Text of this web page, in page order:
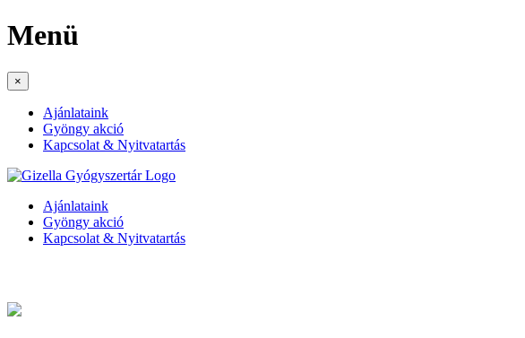
Menü
×
Ajánlataink
Gyöngy akció
Kapcsolat & Nyitvatartás
Ajánlataink
Gyöngy akció
Kapcsolat & Nyitvatartás